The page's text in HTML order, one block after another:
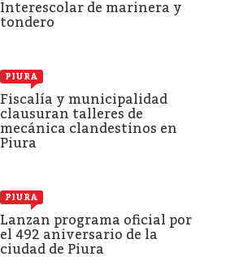
Interescolar de marinera y
tondero
PIURA
Fiscalía y municipalidad
clausuran talleres de
mecánica clandestinos en
Piura
PIURA
Lanzan programa oficial por
el 492 aniversario de la
ciudad de Piura